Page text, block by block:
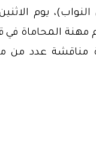
المتعلق بتنظيم مهنة
مناقشة عدد من